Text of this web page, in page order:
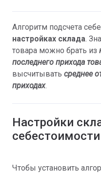
Алгоритм подсчета
настройках склада.
товара можно брать из
последнего прихода
высчитывать среднее
приходах.
Настройки
себестоимости
Чтобы установить